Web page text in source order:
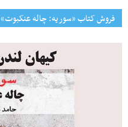
فروش کتاب «سوریه: چاله عنکبوت»